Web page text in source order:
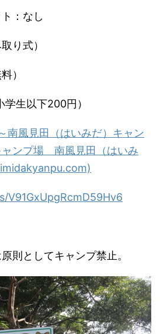
：なし
り式）
）
生以下200円）
南風見田（はいみだ）キャン
ンプ場 南風見田（はいみ
V91GxUpgRcmD59Hv6
則としてキャンプ禁止。